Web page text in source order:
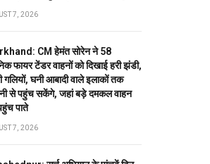
7, 2026
CM हेमंत सोरेन ने 58
फायर टेंडर वाहनों को दिखाई हरी झंडी,
गलियों, घनी आबादी वाले इलाकों तक
से पहुंच सकेंगे, जहां बड़े दमकल वाहन
पाते
7, 2026